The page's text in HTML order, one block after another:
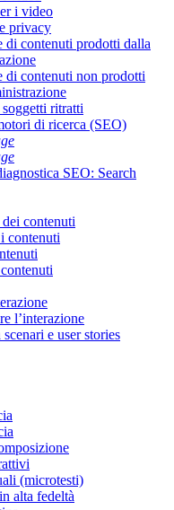
i video
privacy
di contenuti prodotti dalla
di contenuti non prodotti
ritratti
di ricerca (SEO)
SEO: Search
contenuti
contenuti
l’interazione
e user stories
(microtesti)
alta fedeltà